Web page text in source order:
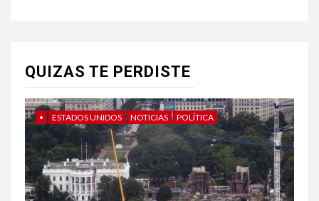
QUIZAS TE PERDISTE
• ESTADOS UNIDOS NOTICIAS POLÍTICA